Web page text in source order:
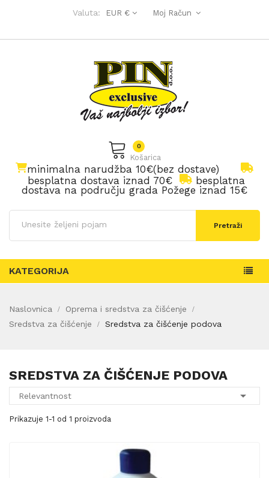
Valuta: EUR € Moj Račun
Košarica
0
minimalna narudžba 10€(bez dostave)
besplatna dostava iznad 70€
besplatna
dostava na području grada Požege iznad 15€
Pretraži
KATEGORIJA
Naslovnica
Oprema i sredstva za čišćenje
Sredstva za čišćenje
Sredstva za čišćenje podova
SREDSTVA ZA ČIŠĆENJE PODOVA
Relevantnost 
Prikazuje 1-1 od 1 proizvoda